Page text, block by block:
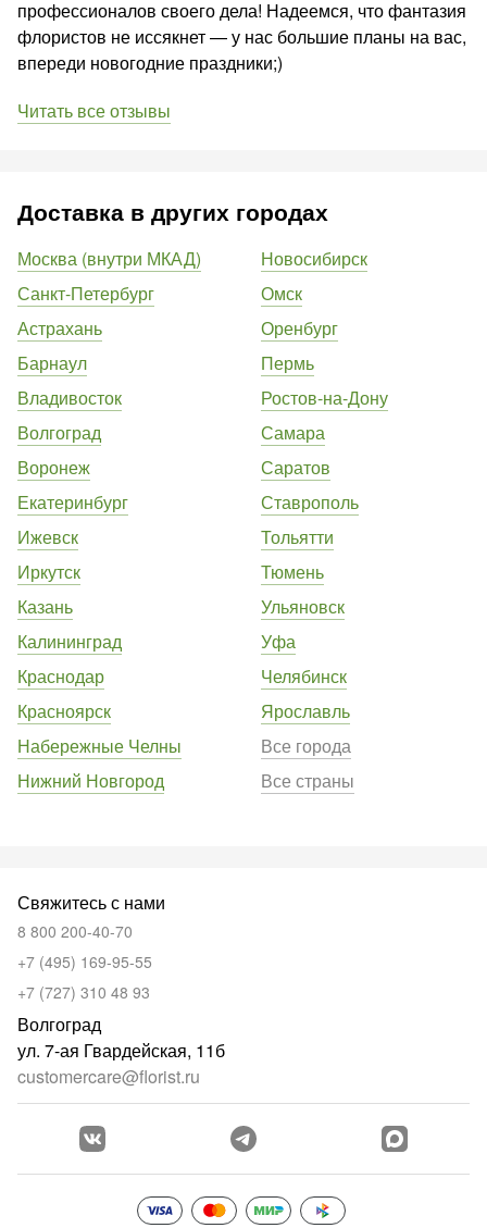
профессионалов своего дела! Надеемся, что фантазия
флористов не иссякнет — у нас большие планы на вас,
впереди новогодние праздники;)
Читать все отзывы
Доставка в других городах
Москва (внутри МКАД)
Санкт-Петербург
Астрахань
Барнаул
Владивосток
Волгоград
Воронеж
Екатеринбург
Ижевск
Иркутск
Казань
Калининград
Краснодар
Красноярск
Набережные Челны
Нижний Новгород
Новосибирск
Омск
Оренбург
Пермь
Ростов-на-Дону
Самара
Саратов
Ставрополь
Тольятти
Тюмень
Ульяновск
Уфа
Челябинск
Ярославль
Все города
Все страны
Свяжитесь с нами
8 800 200-40-70
+7 (495) 169-95-55
+7 (727) 310 48 93
Волгоград
ул. 7-ая Гвардейская, 11б
customercare@florist.ru